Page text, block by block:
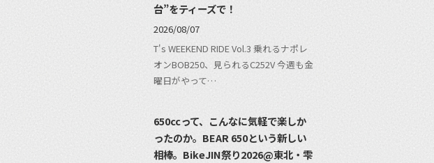
台”をティーズで！
2026/08/07
T's WEEKEND RIDE Vol.3 乗れるナポレ
オンBOB250、見られるC252V 今週も金
曜日がやって…
650ccって、こんなに気軽で楽しか
ったのか。BEAR 650という新しい
相棒。BikeJIN祭り2026@東北・雫